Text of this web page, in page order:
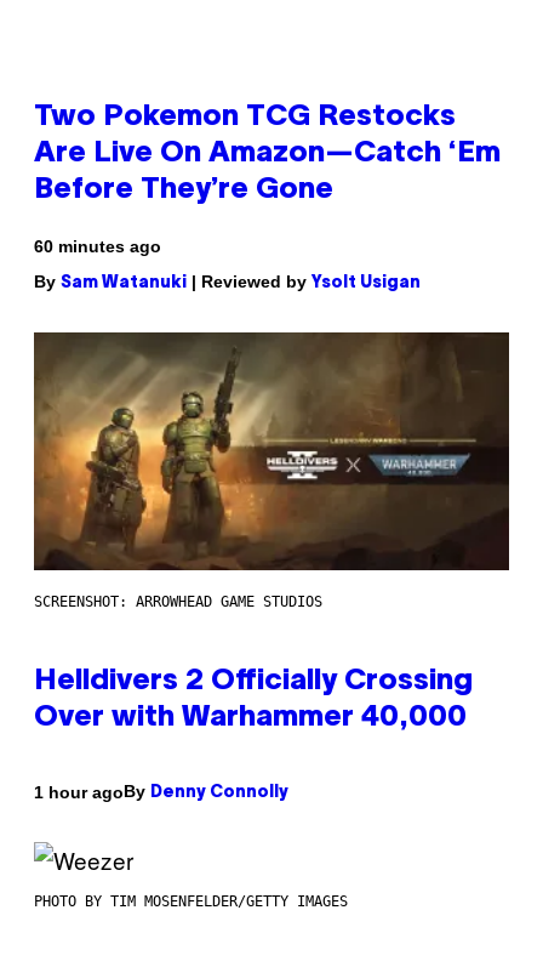
Two Pokemon TCG Restocks
Are Live On Amazon—Catch ‘Em
Before They’re Gone
60 minutes ago
By Sam Watanuki | Reviewed by Ysolt Usigan
SCREENSHOT: ARROWHEAD GAME STUDIOS
Helldivers 2 Officially Crossing
Over with Warhammer 40,000
1 hour agoBy Denny Connolly
PHOTO BY TIM MOSENFELDER/GETTY IMAGES